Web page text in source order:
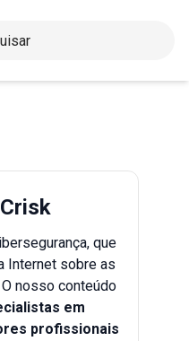
que
Internet sobre as
nosso conteúdo
em
profissionais